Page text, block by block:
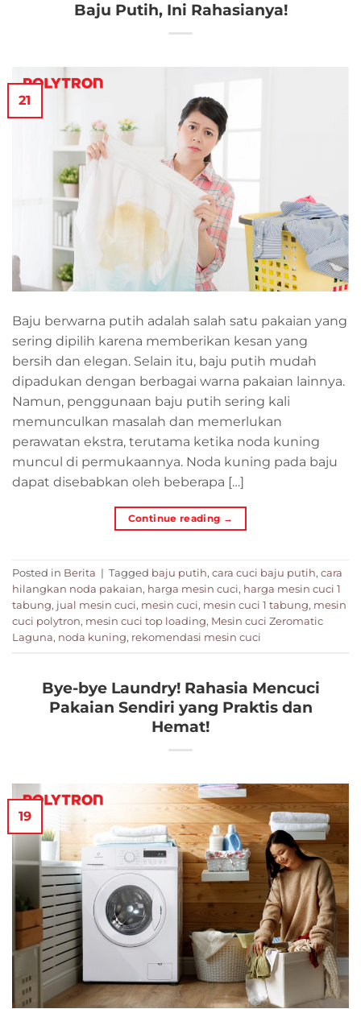
Baju Putih, Ini Rahasianya!
21
Baju berwarna putih adalah salah satu pakaian yang
sering dipilih karena memberikan kesan yang
bersih dan elegan. Selain itu, baju putih mudah
dipadukan dengan berbagai warna pakaian lainnya.
Namun, penggunaan baju putih sering kali
memunculkan masalah dan memerlukan
perawatan ekstra, terutama ketika noda kuning
muncul di permukaannya. Noda kuning pada baju
dapat disebabkan oleh beberapa […]
Continue reading →
Posted in Berita | Tagged baju putih, cara cuci baju putih, cara
hilangkan noda pakaian, harga mesin cuci, harga mesin cuci 1
tabung, jual mesin cuci, mesin cuci, mesin cuci 1 tabung, mesin
cuci polytron, mesin cuci top loading, Mesin cuci Zeromatic
Laguna, noda kuning, rekomendasi mesin cuci
Bye-bye Laundry! Rahasia Mencuci
Pakaian Sendiri yang Praktis dan
Hemat!
19